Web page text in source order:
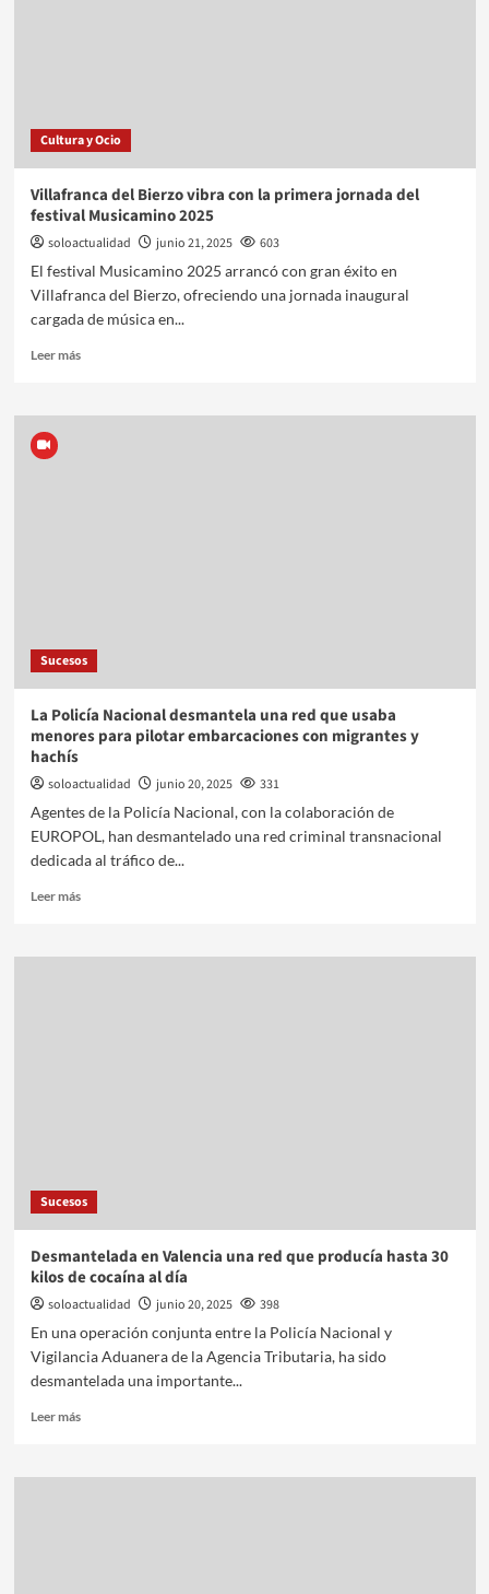
Cultura y Ocio
Villafranca del Bierzo vibra con la primera jornada del
festival Musicamino 2025
soloactualidad junio 21, 2025
603
El festival Musicamino 2025 arrancó con gran éxito en
Villafranca del Bierzo, ofreciendo una jornada inaugural
cargada de música en...
Leer más
Sucesos
La Policía Nacional desmantela una red que usaba
menores para pilotar embarcaciones con migrantes y
hachís
soloactualidad junio 20, 2025
331
Agentes de la Policía Nacional, con la colaboración de
EUROPOL, han desmantelado una red criminal transnacional
dedicada al tráfico de...
Leer más
Sucesos
Desmantelada en Valencia una red que producía hasta 30
kilos de cocaína al día
soloactualidad junio 20, 2025
398
En una operación conjunta entre la Policía Nacional y
Vigilancia Aduanera de la Agencia Tributaria, ha sido
desmantelada una importante...
Leer más